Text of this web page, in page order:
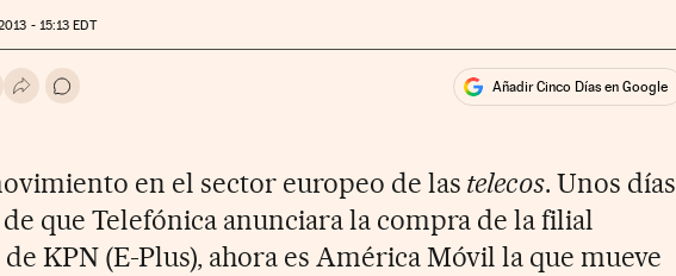
- 15:13 EDT
Whatsapp
en Facebook
en Twitter
Desplegar Redes Sociales
Ir a los comentarios Añadir Cinco Días en Google
en el sector europeo de las telecos. Unos días
que Telefónica anunciara la compra de la filial
KPN (E-Plus), ahora es América Móvil la que mueve